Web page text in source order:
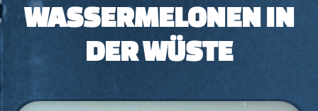
WASSERMELONEN IN
DER WÜSTE